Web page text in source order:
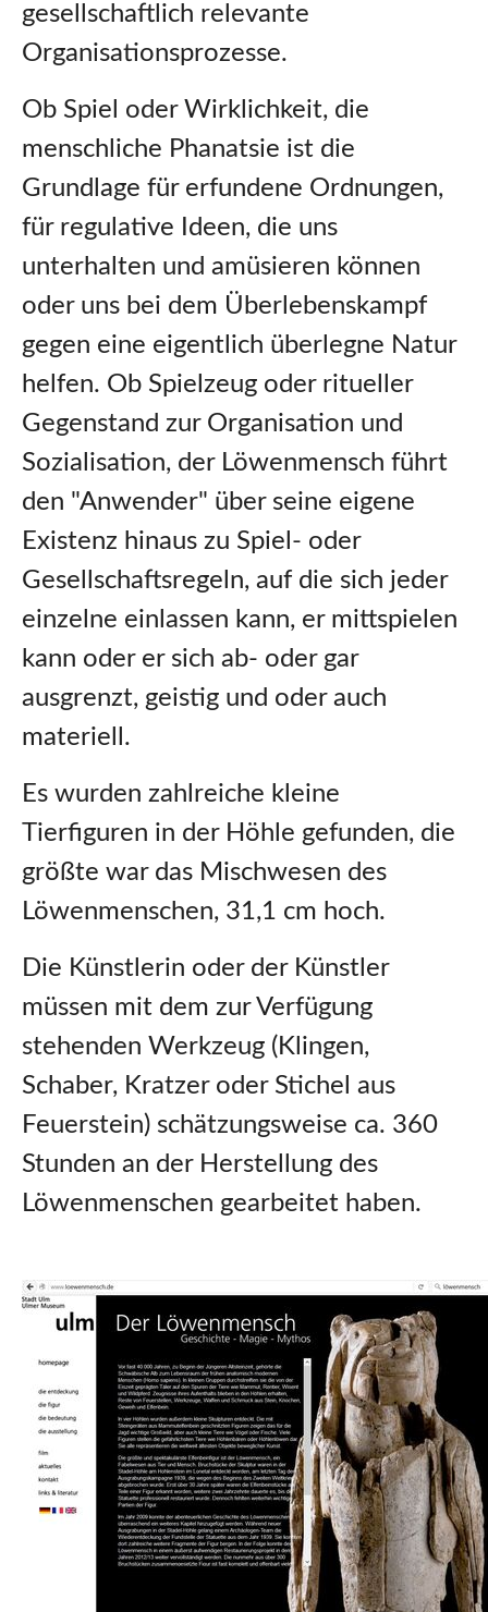
gesellschaftlich relevante
Organisationsprozesse.
Ob Spiel oder Wirklichkeit, die
menschliche Phanatsie ist die
Grundlage für erfundene Ordnungen,
für regulative Ideen, die uns
unterhalten und amüsieren können
oder uns bei dem Überlebenskampf
gegen eine eigentlich überlegne Natur
helfen. Ob Spielzeug oder ritueller
Gegenstand zur Organisation und
Sozialisation, der Löwenmensch führt
den "Anwender" über seine eigene
Existenz hinaus zu Spiel- oder
Gesellschaftsregeln, auf die sich jeder
einzelne einlassen kann, er mittspielen
kann oder er sich ab- oder gar
ausgrenzt, geistig und oder auch
materiell.
Es wurden zahlreiche kleine
Tierfiguren in der Höhle gefunden, die
größte war das Mischwesen des
Löwenmenschen, 31,1 cm hoch.
Die Künstlerin oder der Künstler
müssen mit dem zur Verfügung
stehenden Werkzeug (Klingen,
Schaber, Kratzer oder Stichel aus
Feuerstein) schätzungsweise ca. 360
Stunden an der Herstellung des
Löwenmenschen gearbeitet haben.